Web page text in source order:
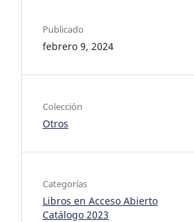
Publicado
febrero 9, 2024
Colección
Otros
Categorías
Libros en Acceso Abierto
Catálogo 2023